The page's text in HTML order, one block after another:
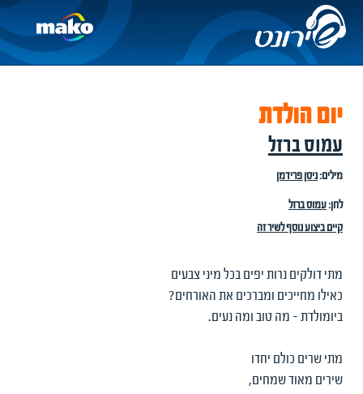
יום הולדת
עמוס ברזל
מילים:ניסן פרידמן
לחן:עמוס ברזל
קיים ביצוע נוסף לשיר זה
מתי דולקים נרות יפים בכל מיני צבעים
כאילו מחייכים ומברכים את האורחים?
ביומולדת - מה טוב ומה נעים.
מתי שרים כולם יחדו
שירים מאוד שמחים,